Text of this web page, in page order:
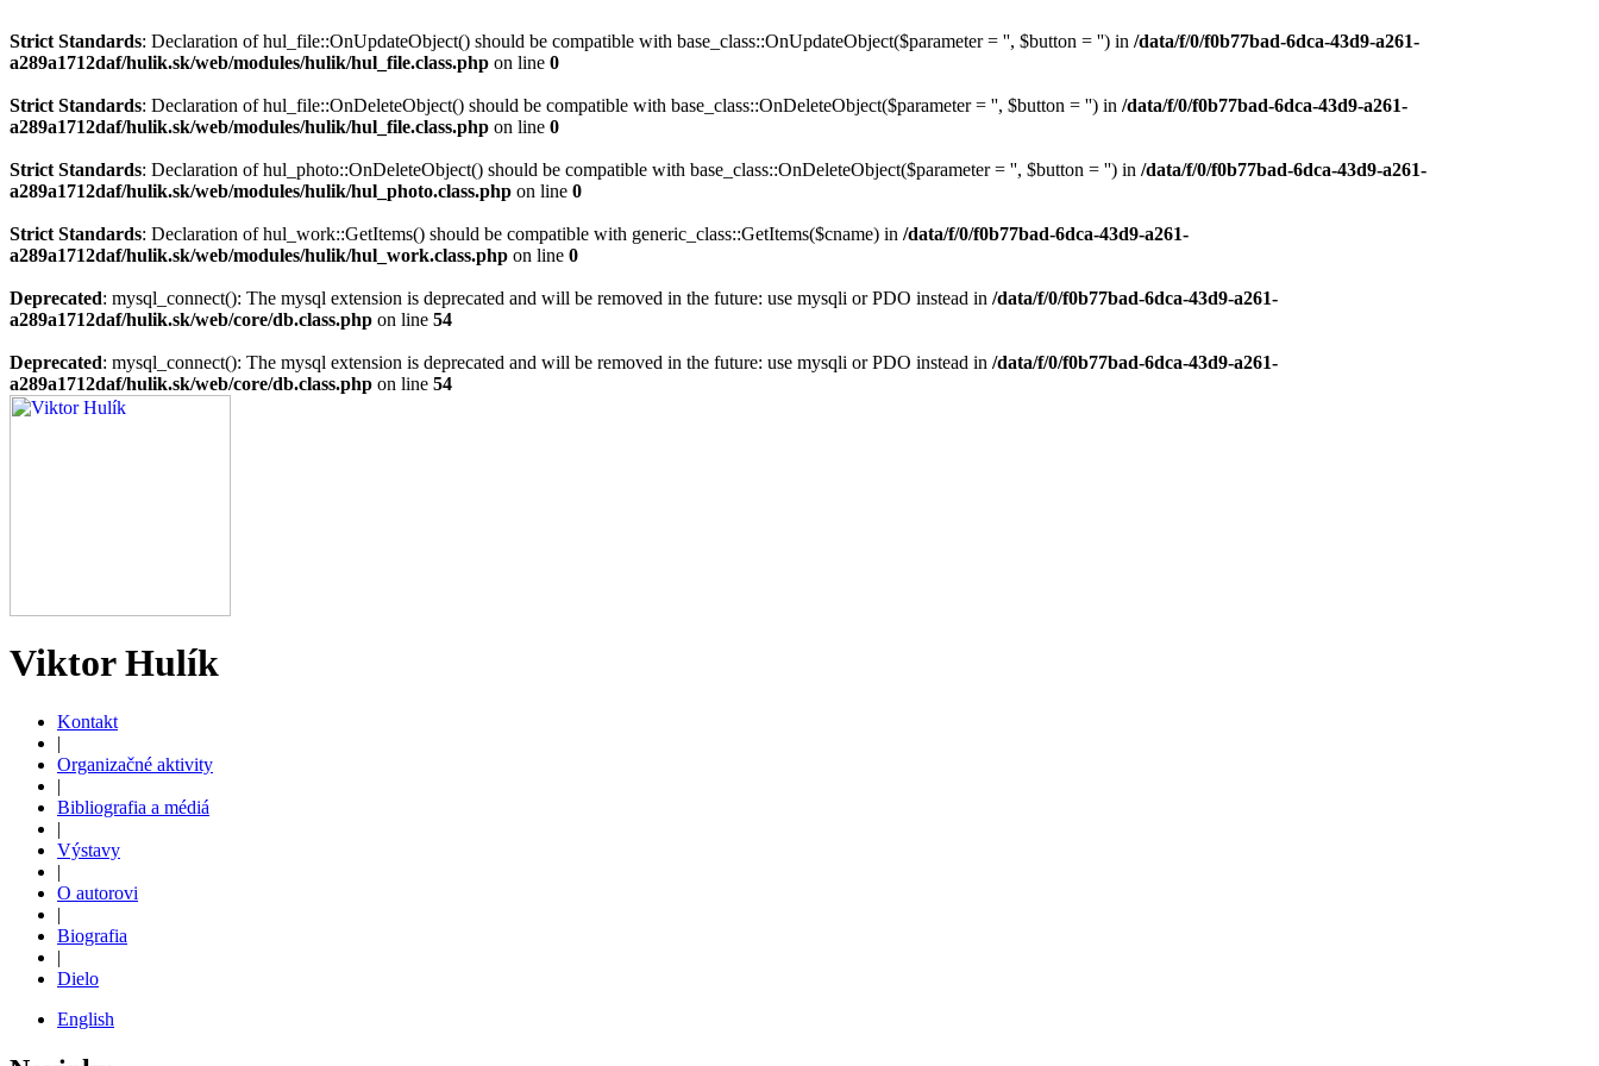
Strict Standards: Declaration of hul_file::OnUpdateObject() should be compatible with base_class::OnUpdateObject($parameter = '', $button = '') in /data/f/0/f0b77bad-6dca-43d9-a261-
a289a1712daf/hulik.sk/web/modules/hulik/hul_file.class.php on line 0
Strict Standards: Declaration of hul_file::OnDeleteObject() should be compatible with base_class::OnDeleteObject($parameter = '', $button = '') in /data/f/0/f0b77bad-6dca-43d9-a261-
a289a1712daf/hulik.sk/web/modules/hulik/hul_file.class.php on line 0
Strict Standards: Declaration of hul_photo::OnDeleteObject() should be compatible with base_class::OnDeleteObject($parameter = '', $button = '') in /data/f/0/f0b77bad-6dca-43d9-a261-
a289a1712daf/hulik.sk/web/modules/hulik/hul_photo.class.php on line 0
Strict Standards: Declaration of hul_work::GetItems() should be compatible with generic_class::GetItems($cname) in /data/f/0/f0b77bad-6dca-43d9-a261-
a289a1712daf/hulik.sk/web/modules/hulik/hul_work.class.php on line 0
Deprecated: mysql_connect(): The mysql extension is deprecated and will be removed in the future: use mysqli or PDO instead in /data/f/0/f0b77bad-6dca-43d9-a261-
a289a1712daf/hulik.sk/web/core/db.class.php on line 54
Deprecated: mysql_connect(): The mysql extension is deprecated and will be removed in the future: use mysqli or PDO instead in /data/f/0/f0b77bad-6dca-43d9-a261-
a289a1712daf/hulik.sk/web/core/db.class.php on line 54
Viktor Hulík
Kontakt
|
Organizačné aktivity
|
Bibliografia a médiá
|
Výstavy
|
O autorovi
|
Biografia
|
Dielo
English